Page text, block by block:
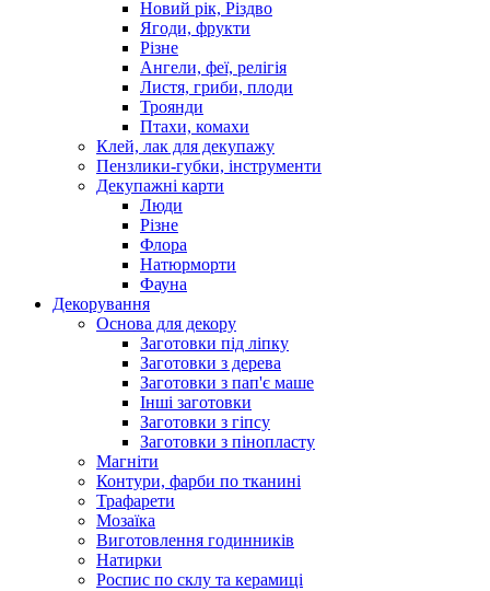
Новий рік, Різдво
Ягоди, фрукти
Різне
Ангели, феї, релігія
Листя, гриби, плоди
Троянди
Птахи, комахи
Клей, лак для декупажу
Пензлики-губки, інструменти
Декупажні карти
Люди
Різне
Флора
Натюрморти
Фауна
Декорування
Основа для декору
Заготовки під ліпку
Заготовки з дерева
Заготовки з пап'є маше
Інші заготовки
Заготовки з гіпсу
Заготовки з пінопласту
Магніти
Контури, фарби по тканині
Трафарети
Мозаїка
Виготовлення годинників
Натирки
Роспис по склу та керамиці